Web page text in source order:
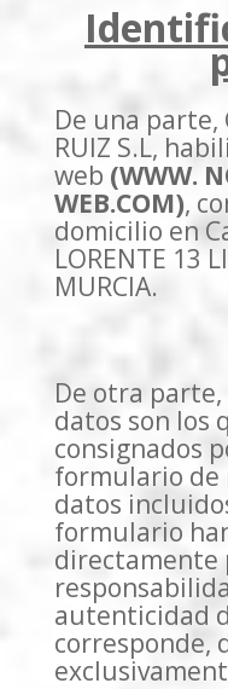
De una parte,
RUIZ S.L,
web (WWW.
WEB.COM),
domicilio en
LORENTE 13
MURCIA.
De otra parte,
datos son los
consignados
formulario de
datos
formulario
directamente
autenticidad
corresponde,